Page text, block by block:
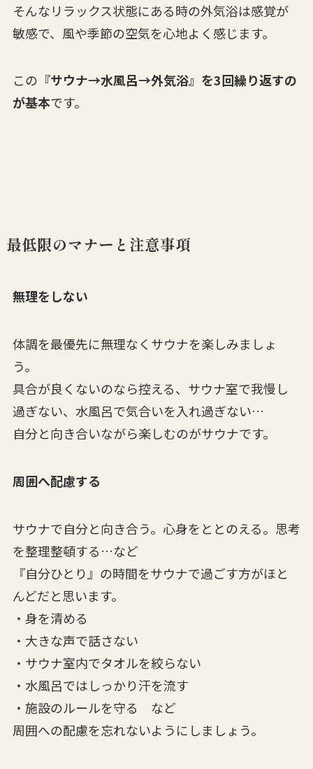
そんなリラックス状態にある時の外気浴は感覚が
敏感で、風や季節の空気を心地よく感じます。
この 『サウナ→水風呂→外気浴』を3回繰り返すの
が基本です。
最低限のマナーと注意事項
無理をしない
体調を最優先に無理なくサウナを楽しみましょ
う。
具合が良くないのなら控える、サウナ室で我慢し
過ぎない、水風呂で気合いを入れ過ぎない…
自分と向き合いながら楽しむのがサウナです。
周囲へ配慮する
サウナで自分と向き合う。心身をととのえる。思考
を整理整頓する…など
『自分ひとり』の時間をサウナで過ごす方がほと
んどだと思います。
・身を清める
・大きな声で話さない
・サウナ室内でタオルを絞らない
・水風呂ではしっかり汗を流す
・施設のルールを守る など
周囲への配慮を忘れないようにしましょう。